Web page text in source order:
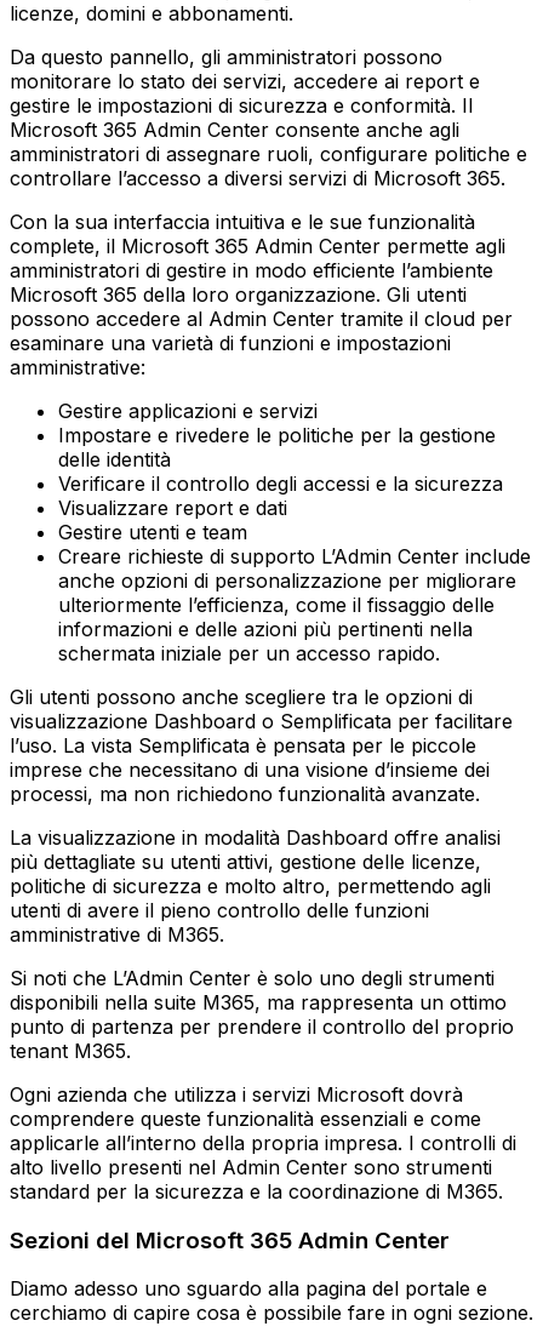
licenze, domini e abbonamenti.
Da questo pannello, gli amministratori possono
monitorare lo stato dei servizi, accedere ai report e
gestire le impostazioni di sicurezza e conformità. Il
Microsoft 365 Admin Center consente anche agli
amministratori di assegnare ruoli, configurare politiche e
controllare l’accesso a diversi servizi di Microsoft 365.
Con la sua interfaccia intuitiva e le sue funzionalità
complete, il Microsoft 365 Admin Center permette agli
amministratori di gestire in modo efficiente l’ambiente
Microsoft 365 della loro organizzazione. Gli utenti
possono accedere al Admin Center tramite il cloud per
esaminare una varietà di funzioni e impostazioni
amministrative:
Gestire applicazioni e servizi
Impostare e rivedere le politiche per la gestione
delle identità
Verificare il controllo degli accessi e la sicurezza
Visualizzare report e dati
Gestire utenti e team
Creare richieste di supporto‍ L’Admin Center include
anche opzioni di personalizzazione per migliorare
ulteriormente l’efficienza, come il fissaggio delle
informazioni e delle azioni più pertinenti nella
schermata iniziale per un accesso rapido.
Gli utenti possono anche scegliere tra le opzioni di
visualizzazione Dashboard o Semplificata per facilitare
l’uso. La vista Semplificata è pensata per le piccole
imprese che necessitano di una visione d’insieme dei
processi, ma non richiedono funzionalità avanzate.
La visualizzazione in modalità Dashboard offre analisi
più dettagliate su utenti attivi, gestione delle licenze,
politiche di sicurezza e molto altro, permettendo agli
utenti di avere il pieno controllo delle funzioni
amministrative di M365.
Si noti che L’Admin Center è solo uno degli strumenti
disponibili nella suite M365, ma rappresenta un ottimo
punto di partenza per prendere il controllo del proprio
tenant M365.
Ogni azienda che utilizza i servizi Microsoft dovrà
comprendere queste funzionalità essenziali e come
applicarle all’interno della propria impresa. I controlli di
alto livello presenti nel Admin Center sono strumenti
standard per la sicurezza e la coordinazione di M365.
Sezioni del Microsoft 365 Admin Center
Diamo adesso uno sguardo alla pagina del portale e
cerchiamo di capire cosa è possibile fare in ogni sezione.